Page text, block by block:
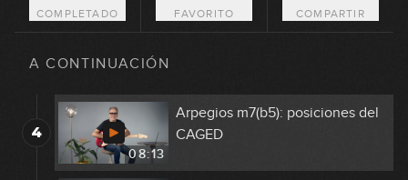
COMPLETADO FAVORITO COMPARTIR
A CONTINUACIÓN
3
Arpegios m7: posiciones del
4
08:13
Arpegios m7(b5): posiciones del
CAGED